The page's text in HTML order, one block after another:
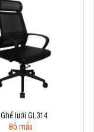
Ghế lưới GL314
Bỏ mẫu